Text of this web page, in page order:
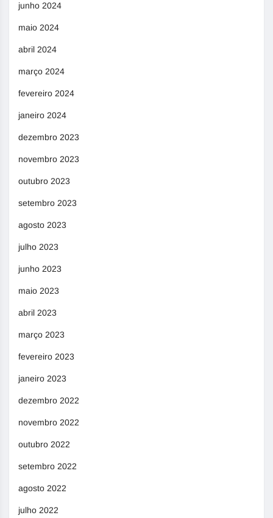
junho 2024
maio 2024
abril 2024
março 2024
fevereiro 2024
janeiro 2024
dezembro 2023
novembro 2023
outubro 2023
setembro 2023
agosto 2023
julho 2023
junho 2023
maio 2023
abril 2023
março 2023
fevereiro 2023
janeiro 2023
dezembro 2022
novembro 2022
outubro 2022
setembro 2022
agosto 2022
julho 2022